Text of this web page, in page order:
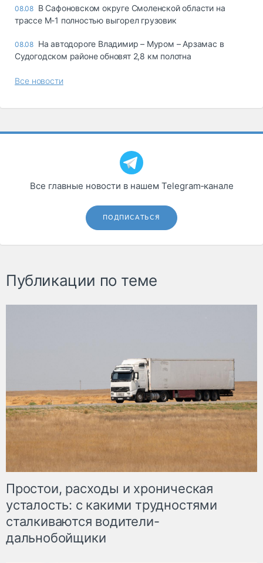
08.08 В Сафоновском округе Смоленской области на
трассе М-1 полностью выгорел грузовик
08.08 На автодороге Владимир – Муром – Арзамас в
Судогодском районе обновят 2,8 км полотна
Все новости
Все главные новости в нашем Telegram‑канале
ПОДПИСАТЬСЯ
Публикации по теме
Простои, расходы и хроническая
усталость: с какими трудностями
сталкиваются водители-
дальнобойщики